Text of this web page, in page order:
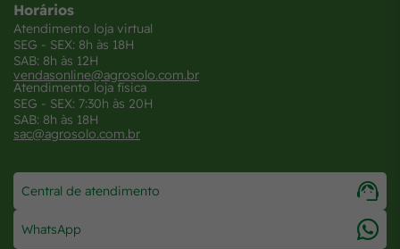
Horários
Atendimento loja virtual
SEG - SEX: 8h às 18H
SAB: 8h às 12H
vendasonline@agrosolo.com.br
Atendimento loja física
SEG - SEX: 7:30h às 20H
SAB: 8h às 18H
sac@agrosolo.com.br
Central de atendimento
WhatsApp